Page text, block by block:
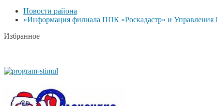
Новости района
«Информация филиала ППК «Роскадастр» и Управления
Избранное